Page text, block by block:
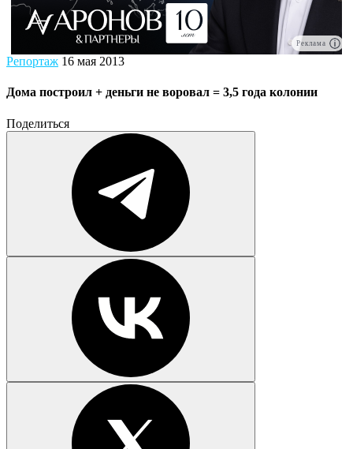
Реклама
Репортаж 16 мая 2013
Дома построил + деньги не воровал = 3,5 года колонии
Поделиться